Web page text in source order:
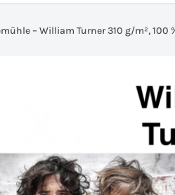
– William Turner 310 g/m², 100